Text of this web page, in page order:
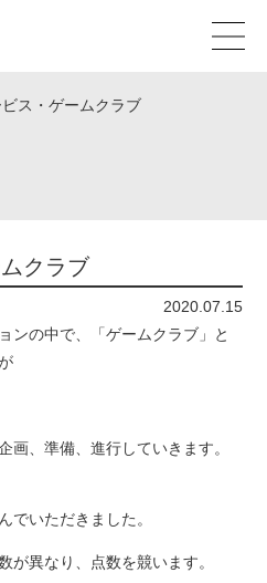
ス・ゲームクラブ
クラブ
2020.07.15
ンの中で、「ゲームクラブ」と
画、準備、進行していきます。
でいただきました。
が異なり、点数を競います。